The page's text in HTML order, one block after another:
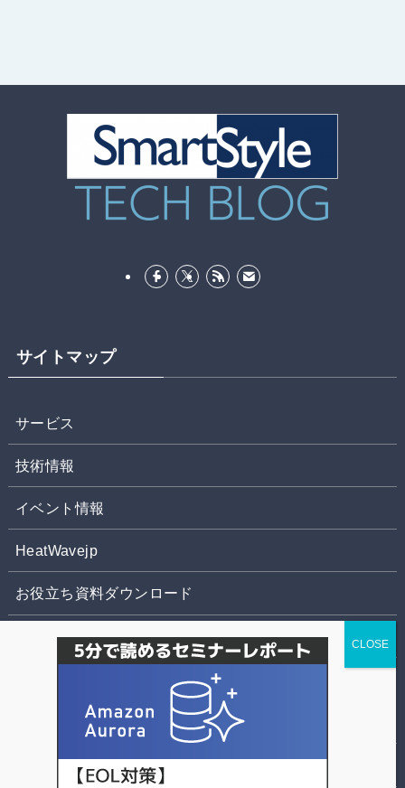
サイトマップ
サービス
技術情報
イベント情報
HeatWavejp
お役立ち資料ダウンロード
お問合せ
株式会社パソナデータ&デザイン
個人情報の取扱いについて